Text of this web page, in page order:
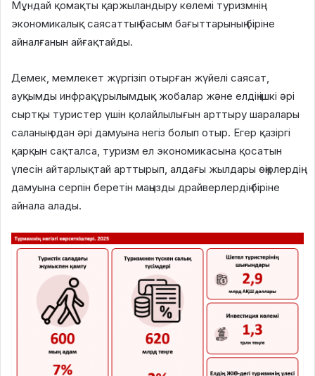
Мұндай қомақты қаржыландыру көлемі туризмнің
экономикалық саясаттың басым бағыттарының біріне
айналғанын айғақтайды.
Демек, мемлекет жүргізіп отырған жүйелі саясат,
ауқымды инфрақұрылымдық жобалар және елдің ішкі әрі
сыртқы туристер үшін қолайлылығын арттыру шаралары
саланың одан әрі дамуына негіз болып отыр. Егер қазіргі
қарқын сақталса, туризм ел экономикасына қосатын
үлесін айтарлықтай арттырып, алдағы жылдары өңірлердің
дамуына серпін беретін маңызды драйверлердің біріне
айнала алады.